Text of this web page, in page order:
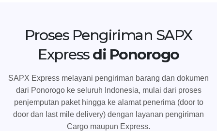
Proses Pengiriman SAPX
Expressdi Ponorogo
SAPX Express melayani pengiriman barang dan dokumen
dari Ponorogo ke seluruh Indonesia, mulai dari proses
penjemputan paket hingga ke alamat penerima (door to
door dan last mile delivery) dengan layanan pengiriman
Cargo maupun Express.